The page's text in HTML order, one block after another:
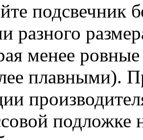
подсвечник
разного
менее
плавными).
подложке